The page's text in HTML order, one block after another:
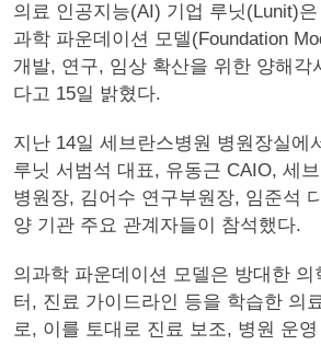
의료 인공지능(AI) 기업 루닛(Lunit)
과학 파운데이션 모델(Foundation
개발, 연구, 임상 확산을 위한 양해각
다고 15일 밝혔다.
지난 14일 세브란스병원 병원장실에
루닛 서범석 대표, 유동근 CAIO, 세
병원장, 김어수 연구부원장, 임준석
양 기관 주요 관계자들이 참석했다.
의과학 파운데이션 모델은 방대한 의
터, 진료 가이드라인 등을 학습한 의
로, 이를 토대로 진료 보조, 병원 운